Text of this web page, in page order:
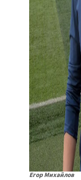
Егор Михайлов